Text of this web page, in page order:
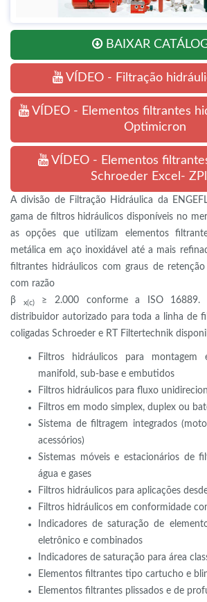
BAIXAR
VÍDEO - Filtração
VÍDEO - Elementos filtrantes
Optimicron
VÍDEO - Elementos
Schroeder Excel-
A divisão de Filtração Hidráulica da
gama de filtros hidráulicos disponíveis no
as opções que utilizam elementos
metálica em aço inoxidável até a mais
filtrantes hidráulicos com graus de
com razão
β
x(c)≥ 2.000 conforme a ISO 16889.
distribuidor autorizado para toda a linha de
coligadas Schroeder e RT Filtertechnik
Filtros hidráulicos para montagem
manifold, sub-base e embutidos
Filtros hidráulicos para fluxo
Filtros em modo simplex, duplex ou
Sistema de filtragem integrados
acessórios)
Sistemas móveis e estacionários de
água e gases
Filtros hidráulicos para aplicações
Filtros hidráulicos em conformidade
Indicadores de saturação de
eletrônico e combinados
Indicadores de saturação para área
Elementos filtrantes tipo cartucho e
Elementos filtrantes plissados e de